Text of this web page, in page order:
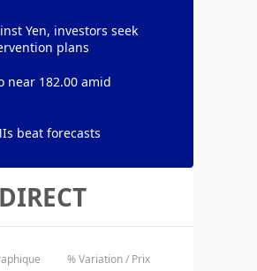
Yen, investors seek
plans
near 182.00 amid
beat forecasts
% Variation / Prix